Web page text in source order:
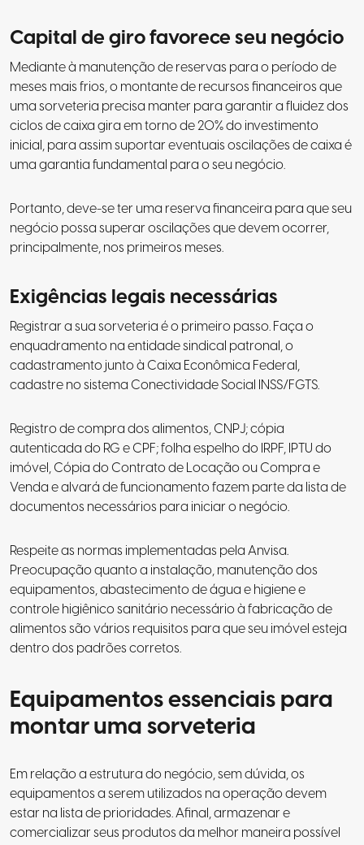
Capital de giro favorece seu negócio
Mediante à manutenção de reservas para o período de
meses mais frios, o montante de recursos financeiros que
uma sorveteria precisa manter para garantir a fluidez dos
ciclos de caixa gira em torno de 20% do investimento
inicial, para assim suportar eventuais oscilações de caixa é
uma garantia fundamental para o seu negócio.
Portanto, deve-se ter uma reserva financeira para que seu
negócio possa superar oscilações que devem ocorrer,
principalmente, nos primeiros meses.
Exigências legais necessárias
Registrar a sua sorveteria é o primeiro passo. Faça o
enquadramento na entidade sindical patronal, o
cadastramento junto à Caixa Econômica Federal,
cadastre no sistema Conectividade Social INSS/FGTS.
Registro de compra dos alimentos, CNPJ; cópia
autenticada do RG e CPF; folha espelho do IRPF, IPTU do
imóvel, Cópia do Contrato de Locação ou Compra e
Venda e alvará de funcionamento fazem parte da lista de
documentos necessários para iniciar o negócio.
Respeiteas normas implementadas pela Anvisa.
Preocupação quanto a instalação, manutenção dos
equipamentos, abastecimento de água e higiene e
controle higiênico sanitário necessário à fabricação de
alimentos são vários requisitos para que seu imóvel esteja
dentro dos padrões corretos.
Equipamentos essenciais para
montar uma sorveteria
Em relação a estrutura do negócio, sem dúvida, os
equipamentos a serem utilizados na operação devem
estar na lista de prioridades. Afinal, armazenar e
comercializar seus produtos da melhor maneira possível